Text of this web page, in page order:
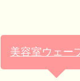
美容室ウェー